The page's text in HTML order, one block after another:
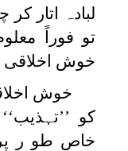
لبادہ اتار کر
تو فوراً
خوش اخلاقی
خوش
کو
خاص طو ر پر